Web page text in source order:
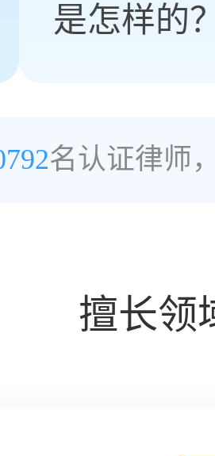
是怎样的？
名认证律师
擅长领